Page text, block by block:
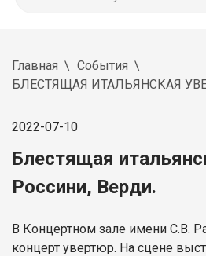
Главная
События
БЛЕСТЯЩАЯ ИТАЛЬЯНСКАЯ
2022-07-10
Блестящая
Россини, Верди.
В Концертном зале имени С.В.
концерт увертюр. На сцене